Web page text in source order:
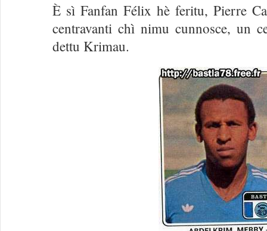
È sì Fanfan Félix hè feritu, Pierre
centravanti chì nimu cunnosce, un
dettu Krimau.